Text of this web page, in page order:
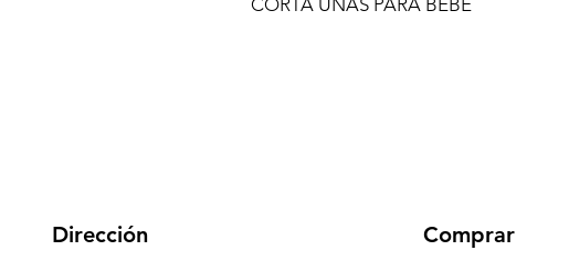
CORTA UÑAS PARA BEBE
Dirección Comprar